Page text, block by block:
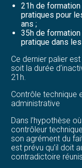
21h de
pratiques pour
ans ;
35h de
pratique dans
Ce dernier palier
soit la durée
21h.
Contrôle technique
administrative
Dans l’hypothèse
contrôleur
son agrément du
est prévu qu’il doit
contradictoire